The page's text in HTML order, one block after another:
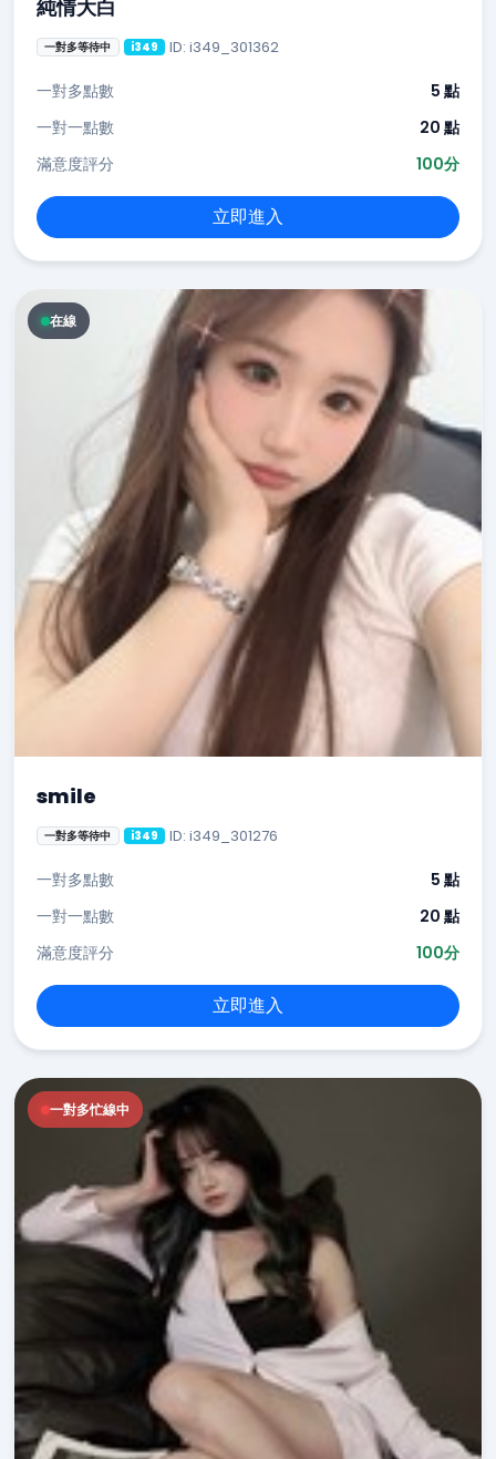
純情大白
一對多等待中 i349 ID: i349_301362
一對多點數
5 點
一對一點數
20 點
滿意度評分
100分
立即進入
在線
smile
一對多等待中 i349 ID: i349_301276
一對多點數
5 點
一對一點數
20 點
滿意度評分
100分
立即進入
一對多忙線中